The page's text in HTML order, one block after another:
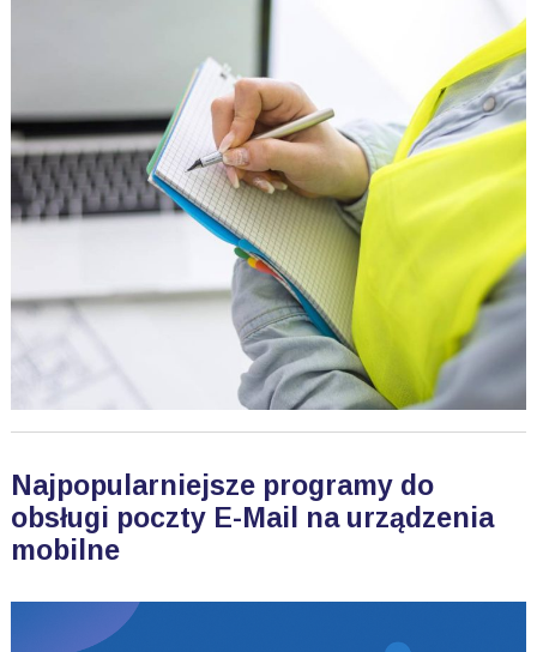
Najpopularniejsze programy do
obsługi poczty E-Mail na urządzenia
mobilne